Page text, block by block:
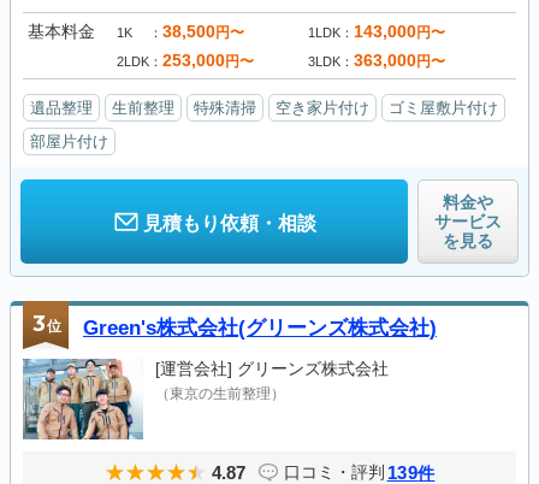
基本料金 1K 38,500円〜 1LDK 143,000円〜
2LDK 253,000円〜 3LDK 363,000円〜
遺品整理 生前整理 特殊清掃 空き家片付け
ゴミ屋敷片付け
部屋片付け
見積もり依頼・相談
料金や
サービス
を見る
3位 Green's株式会社(グリーンズ株式会社)
[運営会社] グリーンズ株式会社
（東京の生前整理）
4.87 口コミ・評判 139件